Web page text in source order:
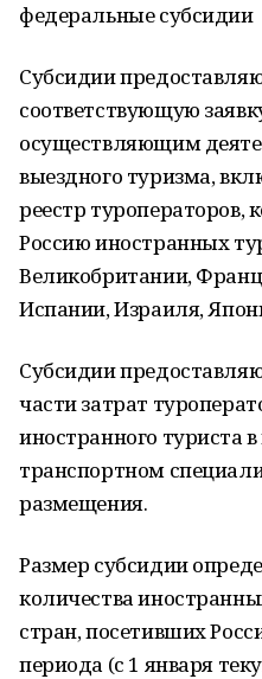
федеральные субсидии
Субсидии
соответствующую
осуществляющим
выездного туризма,
реестр туроператоров,
Россию иностранных
Великобритании,
Испании, Израиля,
Субсидии
части затрат
иностранного туриста
транспортном
размещения.
Размер субсидии
количества
стран, посетивших
периода (с 1 января